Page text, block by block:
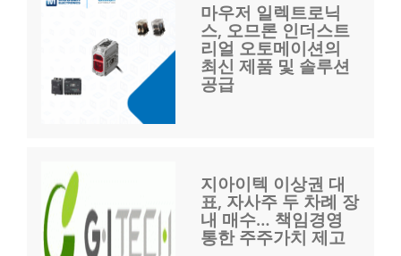
마우저 일렉트로닉
스, 오므론 인더스트
리얼 오토메이션의
최신 제품 및 솔루션
공급
지아이텍 이상권 대
표, 자사주 두 차례 장
내 매수… 책임경영
통한 주주가치 제고